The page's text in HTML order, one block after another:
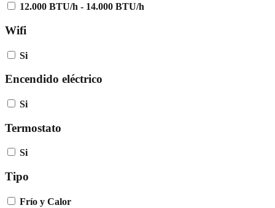
12.000 BTU/h - 14.000 BTU/h
Wifi
Si
Encendido eléctrico
Si
Termostato
Si
Tipo
Frío y Calor